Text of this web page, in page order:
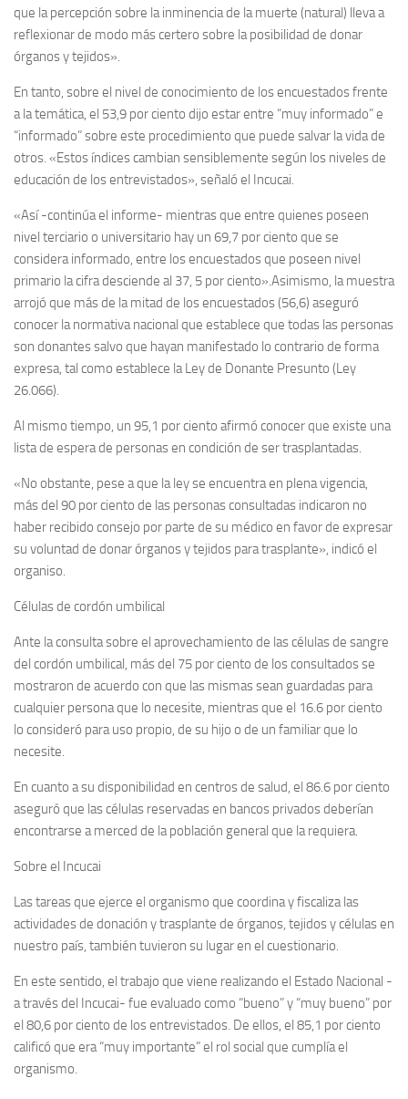
que la percepción sobre la inminencia de la muerte (natural) lleva a
reflexionar de modo más certero sobre la posibilidad de donar
órganos y tejidos».
En tanto, sobre el nivel de conocimiento de los encuestados frente
a la temática, el 53,9 por ciento dijo estar entre “muy informado” e
“informado” sobre este procedimiento que puede salvar la vida de
otros. «Estos índices cambian sensiblemente según los niveles de
educación de los entrevistados», señaló el Incucai.
«Así -continúa el informe- mientras que entre quienes poseen
nivel terciario o universitario hay un 69,7 por ciento que se
considera informado, entre los encuestados que poseen nivel
primario la cifra desciende al 37, 5 por ciento».Asimismo, la muestra
arrojó que más de la mitad de los encuestados (56,6) aseguró
conocer la normativa nacional que establece que todas las personas
son donantes salvo que hayan manifestado lo contrario de forma
expresa, tal como establece la Ley de Donante Presunto (Ley
26.066).
Al mismo tiempo, un 95,1 por ciento afirmó conocer que existe una
lista de espera de personas en condición de ser trasplantadas.
«No obstante, pese a que la ley se encuentra en plena vigencia,
más del 90 por ciento de las personas consultadas indicaron no
haber recibido consejo por parte de su médico en favor de expresar
su voluntad de donar órganos y tejidos para trasplante», indicó el
organiso.
Células de cordón umbilical
Ante la consulta sobre el aprovechamiento de las células de sangre
del cordón umbilical, más del 75 por ciento de los consultados se
mostraron de acuerdo con que las mismas sean guardadas para
cualquier persona que lo necesite, mientras que el 16.6 por ciento
lo consideró para uso propio, de su hijo o de un familiar que lo
necesite.
En cuanto a su disponibilidad en centros de salud, el 86.6 por ciento
aseguró que las células reservadas en bancos privados deberían
encontrarse a merced de la población general que la requiera.
Sobre el Incucai
Las tareas que ejerce el organismo que coordina y fiscaliza las
actividades de donación y trasplante de órganos, tejidos y células en
nuestro país, también tuvieron su lugar en el cuestionario.
En este sentido, el trabajo que viene realizando el Estado Nacional -
a través del Incucai- fue evaluado como “bueno” y “muy bueno” por
el 80,6 por ciento de los entrevistados. De ellos, el 85,1 por ciento
calificó que era “muy importante” el rol social que cumplía el
organismo.